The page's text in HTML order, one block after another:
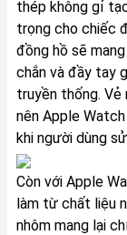
thép không gỉ
trọng cho chiếc
đồng hồ sẽ
chắn và đầy tay
truyền thống. Vẻ
nên Apple
khi người dùng
Còn với Apple
làm từ chất liệu
nhôm mang lại